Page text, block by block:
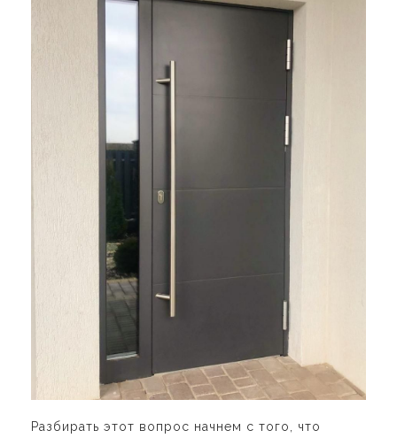
Разбирать этот вопрос начнем с того, что